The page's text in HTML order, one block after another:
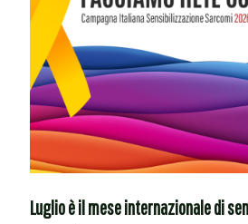
Luglio è il mese internazionale di